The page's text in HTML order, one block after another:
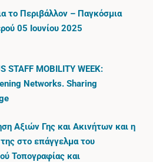
το Περιβάλλον – Παγκόσμια
05 Ιουνίου 2025
STAFF MOBILITY WEEK:
Networks. Sharing
Αξιών Γης και Ακινήτων και η
στο επάγγελμα του
Τοπογραφίας και